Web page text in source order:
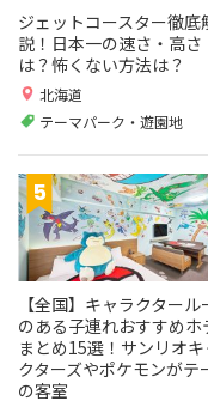
ジェットコースター徹底
説！日本一の速さ・高さ
は？怖くない方法は？
北海道
テーマパーク・遊園地
【全国】キャラクタール
のある子連れおすすめホ
まとめ15選！サンリオキ
クターズやポケモンがテ
の客室